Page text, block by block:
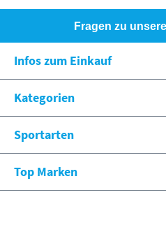
Fragen zu
Infos zum Einkauf
Kategorien
Sportarten
Top Marken